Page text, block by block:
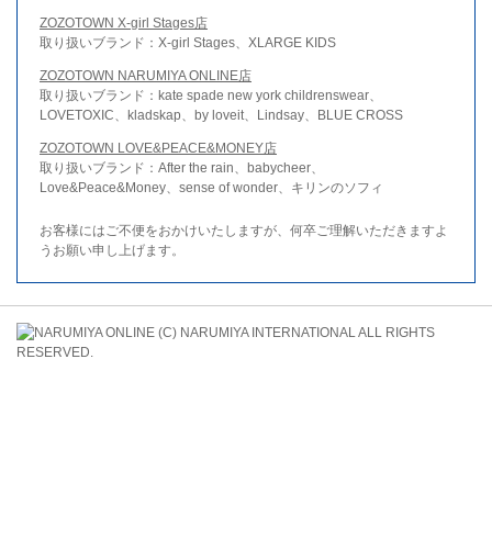
ZOZOTOWN X-girl Stages店
取り扱いブランド：X-girl Stages、XLARGE KIDS
ZOZOTOWN NARUMIYA ONLINE店
取り扱いブランド：kate spade new york childrenswear、
LOVETOXIC、kladskap、by loveit、Lindsay、BLUE CROSS
ZOZOTOWN LOVE&PEACE&MONEY店
取り扱いブランド：After the rain、babycheer、
Love&Peace&Money、sense of wonder、キリンのソフィ
お客様にはご不便をおかけいたしますが、何卒ご理解いただきますよ
うお願い申し上げます。